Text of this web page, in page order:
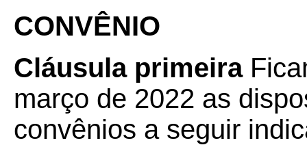
CONVÊNIO
Cláusula primeira
março de 2022 as
convênios a seguir